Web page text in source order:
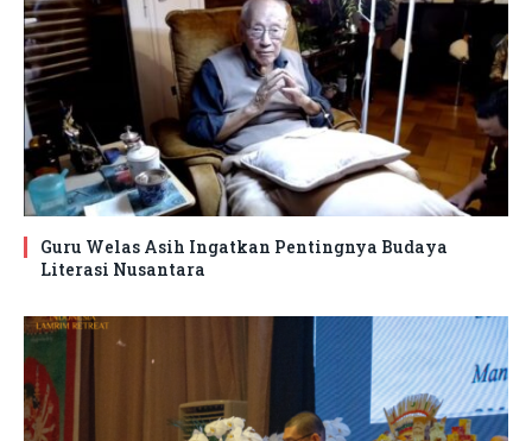
Guru Welas Asih Ingatkan Pentingnya Budaya
Literasi Nusantara